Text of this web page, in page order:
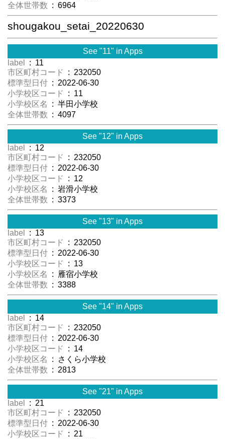
全体世帯数 : 6964
shougakou_setai_20220630
See "11" in Apps
label
: 11
市区町村コード
: 232050
標準型日付 : 2022-06-30
小学校区コード
: 11
小学校区名
: 半田小学校
全体世帯数 : 4097
See "12" in Apps
label
: 12
市区町村コード
: 232050
標準型日付 : 2022-06-30
小学校区コード
: 12
小学校区名
: 岩滑小学校
全体世帯数 : 3373
See "13" in Apps
label
: 13
市区町村コード
: 232050
標準型日付 : 2022-06-30
小学校区コード
: 13
小学校区名
: 雁宿小学校
全体世帯数 : 3388
See "14" in Apps
label
: 14
市区町村コード
: 232050
標準型日付 : 2022-06-30
小学校区コード
: 14
小学校区名
: さくら小学校
全体世帯数 : 2813
See "21" in Apps
label
: 21
市区町村コード
: 232050
標準型日付 : 2022-06-30
小学校区コード
: 21